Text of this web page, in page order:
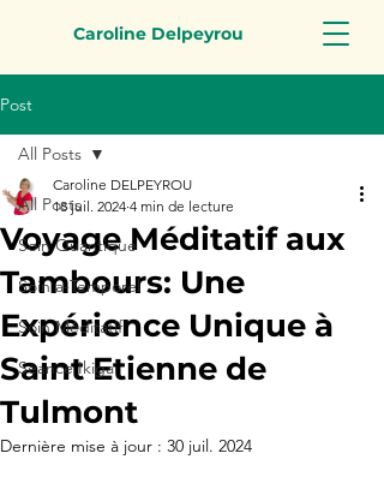
Caroline Delpeyrou
Post
All Posts
Soin Quantique
Soin a-Temporel
Soin Méditatif
Séance Ikigai
All Posts
Voyage Méditatif aux
Tambours: Une
Expérience Unique à
Saint Etienne de
Tulmont
Caroline DELPEYROU
18 juil. 2024 4 min de lecture
Dernière mise à jour : 30 juil. 2024